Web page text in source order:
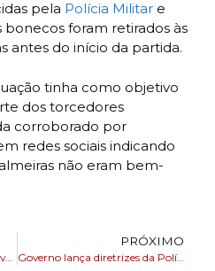
pela Polícia Militar e
bonecos foram retirados às
antes do início da partida.
tinha como objetivo
dos torcedores
corroborado por
redes sociais indicando
não eram bem-
Babi Domingos faz história e vai à final
PRÓXIMO
Governo lança diretrizes da Política Nacional de Economia Criativa